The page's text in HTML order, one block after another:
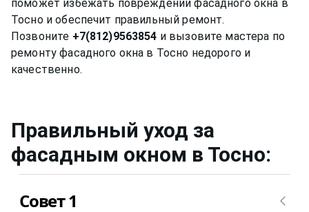
поможет избежать повреждений фасадного окна в
Тосно и обеспечит правильный ремонт.
Позвоните +7(812)9563854 и вызовите мастера по
ремонту фасадного окна в Тосно недорого и
Правильный уход за
фасадным окном в Тосно:
Совет 1